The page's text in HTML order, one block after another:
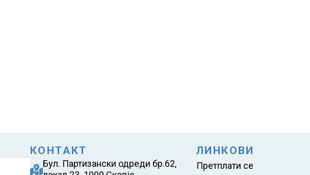
КОНТАКТ
Бул. Партизански одреди бр.62,
ЛИНКОВИ
Претплати се